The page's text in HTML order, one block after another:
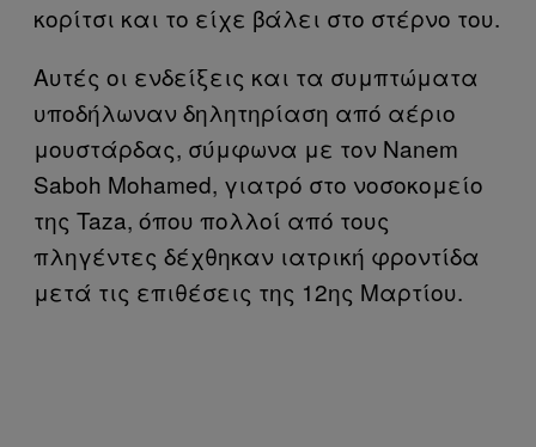
κορίτσι και το είχε βάλει στο στέρνο του.
Αυτές οι ενδείξεις και τα συμπτώματα
υποδήλωναν δηλητηρίαση από αέριο
μουστάρδας, σύμφωνα με τον Nanem
Saboh Mohamed, γιατρό στο νοσοκομείο
της Taza, όπου πολλοί από τους
πληγέντες δέχθηκαν ιατρική φροντίδα
μετά τις επιθέσεις της 12ης Μαρτίου.